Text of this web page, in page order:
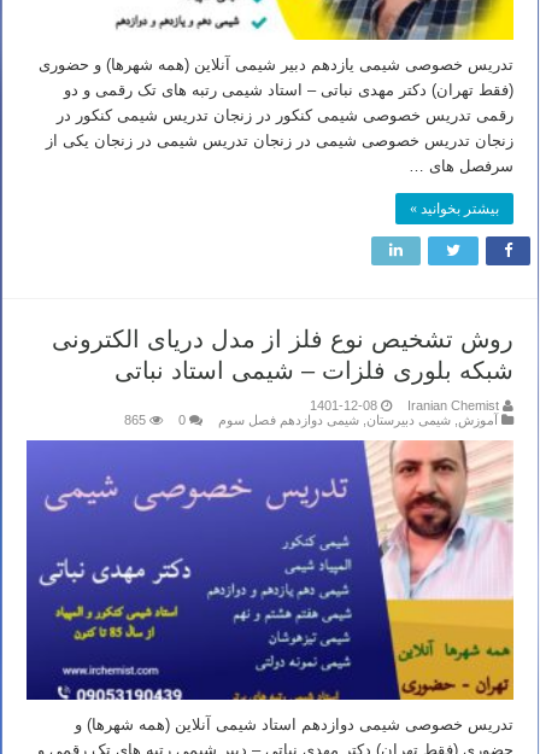
تدریس خصوصی شیمی یازدهم دبیر شیمی آنلاین (همه شهرها) و حضوری
(فقط تهران) دکتر مهدی نباتی – استاد شیمی رتبه های تک رقمی و دو
رقمی تدریس خصوصی شیمی کنکور در زنجان تدریس شیمی کنکور در
زنجان تدریس خصوصی شیمی در زنجان تدریس شیمی در زنجان یکی از
سرفصل های …
بیشتر بخوانید »
روش تشخیص نوع فلز از مدل دریای الکترونی
شبکه بلوری فلزات – شیمی استاد نباتی
Iranian Chemist
1401-12-08
آموزش شیمی دبیرستان شیمی دوازدهم فصل سوم 0
865
تدریس خصوصی شیمی دوازدهم استاد شیمی آنلاین (همه شهرها) و
حضوری (فقط تهران) دکتر مهدی نباتی – دبیر شیمی رتبه های تک رقمی و